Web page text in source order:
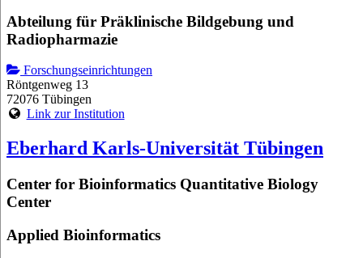
Abteilung für Präklinische Bildgebung und
Radiopharmazie
Forschungseinrichtungen
Röntgenweg 13
72076 Tübingen
Link zur Institution
Eberhard Karls-Universität Tübingen
Center for Bioinformatics Quantitative Biology
Center
Applied Bioinformatics